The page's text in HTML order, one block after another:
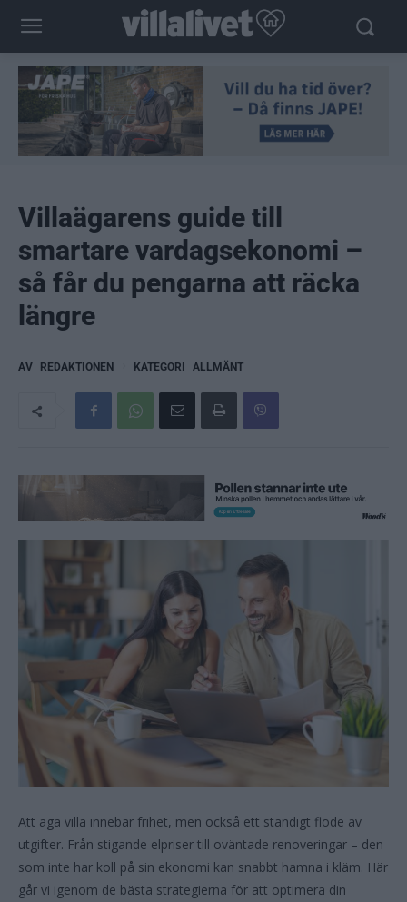
Villaägarens guide till
smartare vardagsekonomi –
så får du pengarna att räcka
längre
AV REDAKTIONEN KATEGORI ALLMÄNT
Att äga villa innebär frihet, men också ett ständigt flöde av
utgifter. Från stigande elpriser till oväntade renoveringar – den
som inte har koll på sin ekonomi kan snabbt hamna i kläm. Här
går vi igenom de bästa strategierna för att optimera din